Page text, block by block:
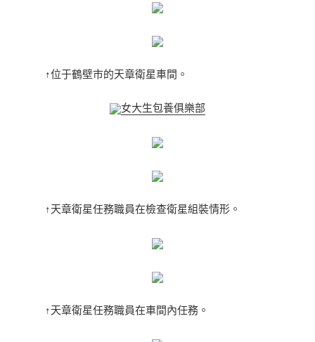
↑位于鶴壁市的天章衛星車間。
女大生包養俱樂部
↑天章衛星任務職員在檢查衛星組裝情形。
↑天章衛星任務職員在車間內任務。